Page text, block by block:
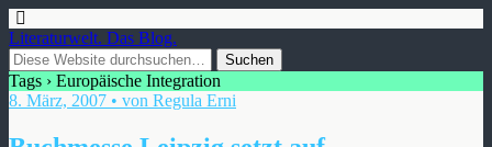
Literaturwelt. Das Blog.
Tags › Europäische Integration
8. März, 2007 • von Regula Erni